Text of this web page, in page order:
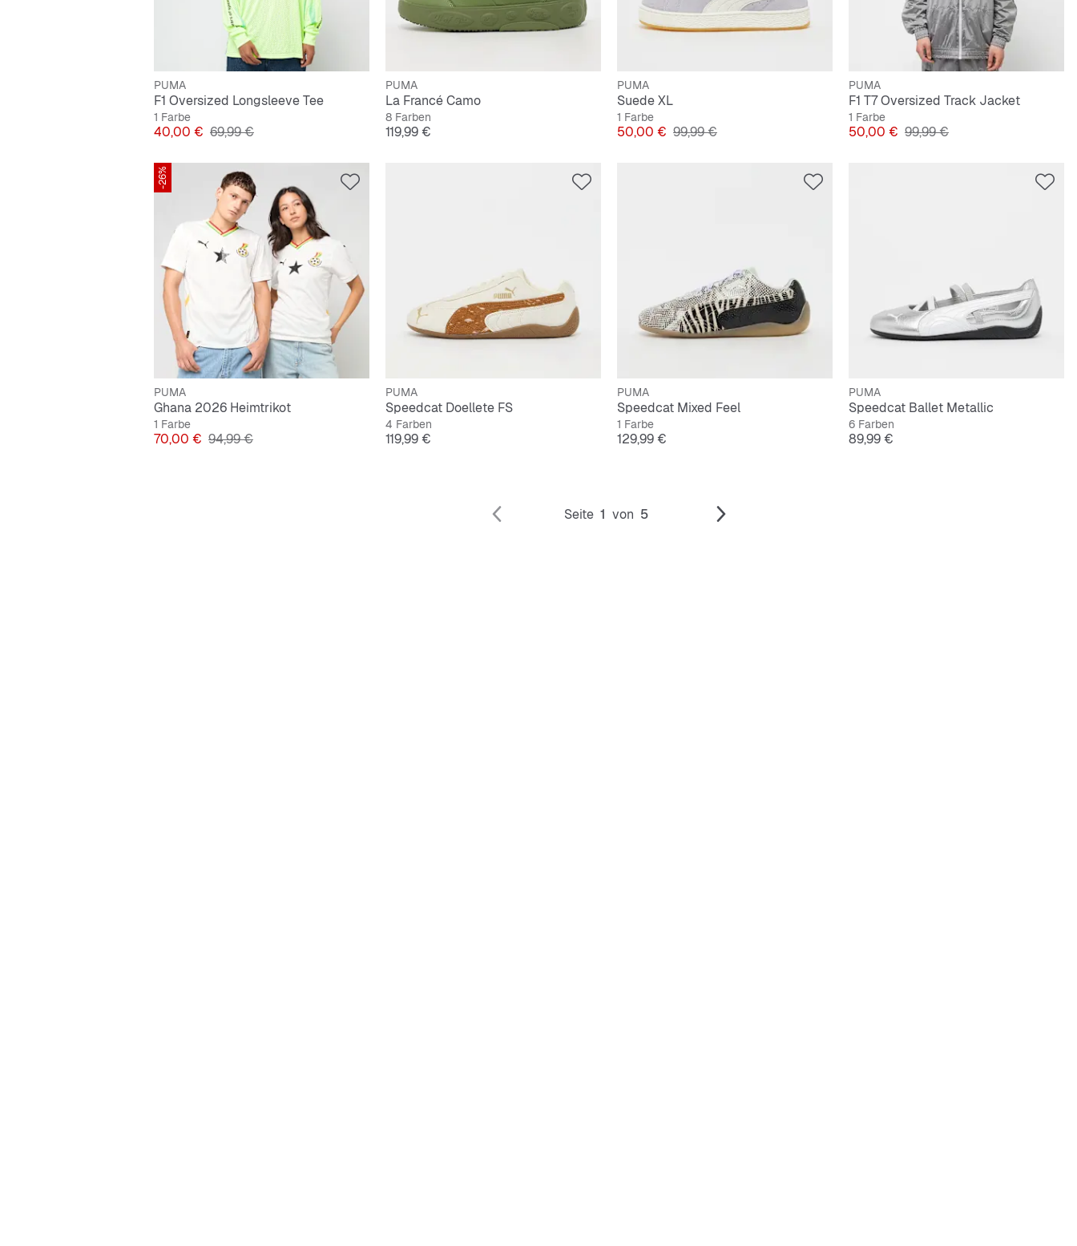
PUMA
F1 Oversized Longsleeve Tee
1 Farbe
Preis
40,00 € Originalpreis
69,99 €
PUMA
La Francé Camo
8 Farben
Preis
119,99 €
PUMA
Suede XL
1 Farbe
Preis
50,00 € Originalpreis
99,99 €
PUMA
F1 T7 Oversized Track Jacket
1 Farbe
Preis
50,00 € Originalpreis
99,99 €
-26%
PUMA
Ghana 2026 Heimtrikot
1 Farbe
Preis
70,00 € Originalpreis
94,99 €
PUMA
Speedcat Doellete FS
4 Farben
Preis
119,99 €
PUMA
Speedcat Mixed Feel
1 Farbe
Preis
129,99 €
PUMA
Speedcat Ballet Metallic
6 Farben
Preis
89,99 €
Seite 1 von 5